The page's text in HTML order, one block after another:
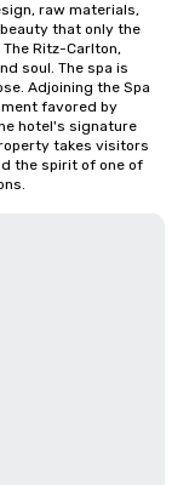
raw materials,
that only the
Ritz-Carlton,
soul. The spa is
Adjoining the Spa
favored by
hotel's signature
takes visitors
the spirit of one of